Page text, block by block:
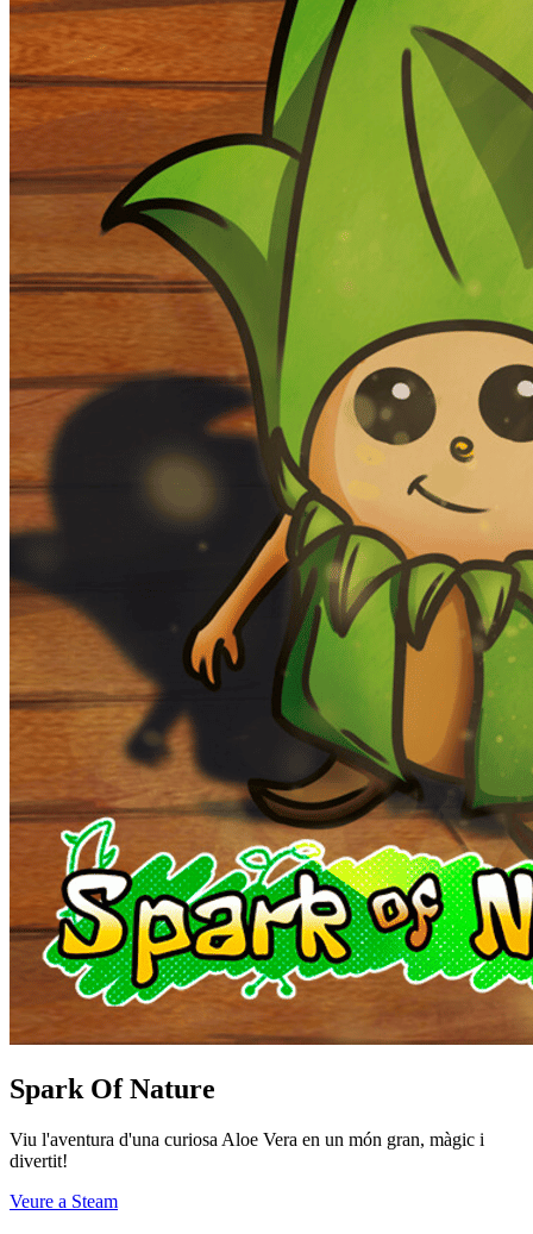
Spark Of Nature
Viu l'aventura d'una curiosa Aloe Vera en un món gran, màgic i
divertit!
Veure a Steam